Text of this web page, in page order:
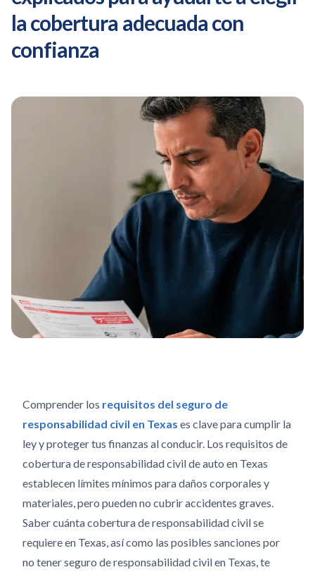
la cobertura adecuada con
confianza
Comprender los requisitos del seguro de
responsabilidad civil en Texas es clave para cumplir la
ley y proteger tus finanzas al conducir. Los requisitos de
cobertura de responsabilidad civil de auto en Texas
establecen límites mínimos para daños corporales y
materiales, pero pueden no cubrir accidentes graves.
Saber cuánta cobertura de responsabilidad civil se
requiere en Texas, así como las posibles sanciones por
no tener seguro de responsabilidad civil en Texas, te